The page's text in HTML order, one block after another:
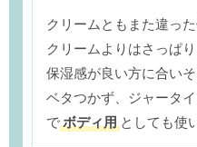
クリームともまた違った
クリームよりはさっぱ
保湿感が良い方に合いそ
ベタつかず、ジャータ
で ボディ用 としても使